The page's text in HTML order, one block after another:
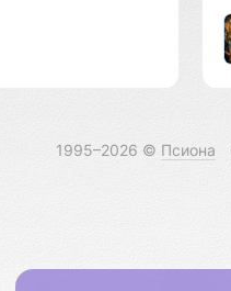
1995–2026 © Псиона